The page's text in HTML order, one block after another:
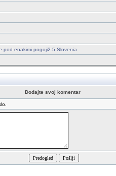
pod enakimi pogoji2.5 Slovenia
Dodajte svoj komentar